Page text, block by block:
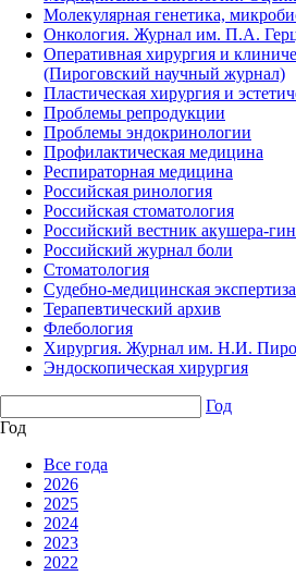
Молекулярная генетика,
Онкология. Журнал им. П.А.
Оперативная хирургия и
(Пироговский научный журнал)
Пластическая хирургия и
Проблемы репродукции
Проблемы эндокринологии
Профилактическая медицина
Респираторная медицина
Российская ринология
Российская стоматология
Российский вестник акушера-
Российский журнал боли
Стоматология
Судебно-медицинская экспертиза
Терапевтический архив
Флебология
Хирургия. Журнал им. Н.И.
Эндоскопическая хирургия
Год
Год
Все года
2026
2025
2024
2023
2022